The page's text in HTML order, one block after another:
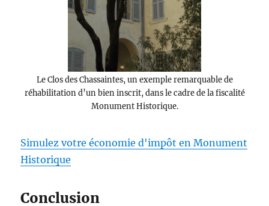
Le Clos des Chassaintes, un exemple remarquable de
réhabilitation d’un bien inscrit, dans le cadre de la fiscalité
Monument Historique.
Simulez votre économie d'impôt en Monument
Historique
Conclusion